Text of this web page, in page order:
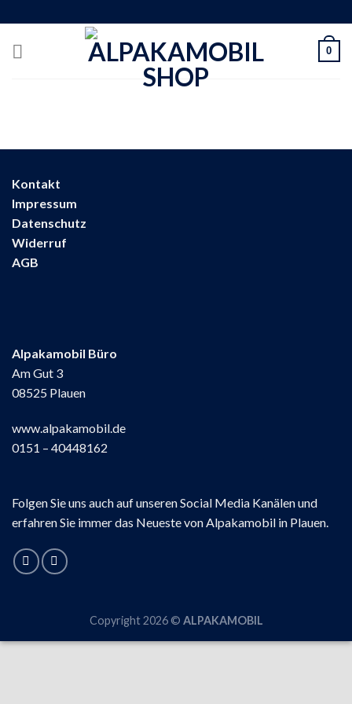
to
content
0
Kontakt
Impressum
Datenschutz
Widerruf
AGB
Alpakamobil Büro
Am Gut 3
08525 Plauen
www.alpakamobil.de
0151 – 40448162
Folgen Sie uns auch auf unseren Social Media Kanälen und
erfahren Sie immer das Neueste von Alpakamobil in Plauen.
Copyright 2026 © ALPAKAMOBIL